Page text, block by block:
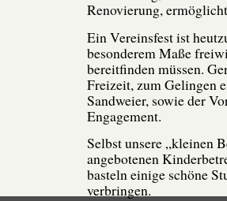
Renovierung,
Ein Vereinsfest ist
besonderem Maße
bereitfinden müssen.
Freizeit, zum Gelingen
Sandweier, sowie der
Engagement.
Selbst unsere „kleinen
angebotenen
basteln einige schöne
verbringen.